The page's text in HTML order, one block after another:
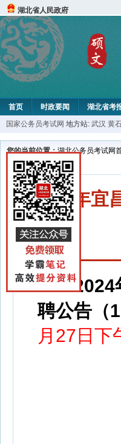
湖北省人民政府
首页 时政要闻 湖北省考
国家公务员考试网 地方站: 武汉 黄
您的当前位置：湖北公务员考试网
2024年宜
2024
聘公告（
月27日下